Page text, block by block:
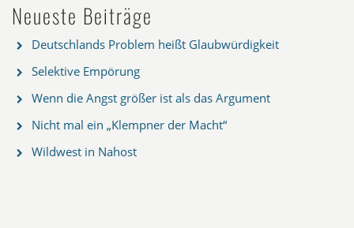
Neueste Beiträge
Deutschlands Problem heißt Glaubwürdigkeit
Selektive Empörung
Wenn die Angst größer ist als das Argument
Nicht mal ein „Klempner der Macht“
Wildwest in Nahost